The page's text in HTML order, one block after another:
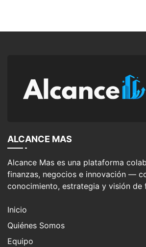
ALCANCE MAS
Alcance Mas es una plataforma
finanzas, negocios e innovación —
conocimiento, estrategia y visión de
Inicio
Quiénes Somos
Equipo